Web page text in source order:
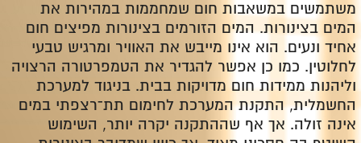
משתמשים במשאבות חום שמחממות במהירות את
המים בצינורות. המים הזורמים בצינורות מפיצים חום
אחיד ונעים. הוא אינו מייבש את האוויר ומרגיש טבעי
לחלוטין. כמו כן אפשר להגדיר את הטמפרטורה הרצויה
וליהנות ממידות חום מדויקות בבית. בניגוד למערכת
החשמלית, התקנת המערכת לחימום תת־רצפתי במים
אינה זולה. אך אף שההתקנה יקרה יותר, השימוש